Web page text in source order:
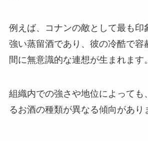
例えば、コナンの敵として最も印
強い蒸留酒であり、彼の冷酷で容
間に無意識的な連想が生まれます。
組織内での強さや地位によっても
るお酒の種類が異なる傾向があり